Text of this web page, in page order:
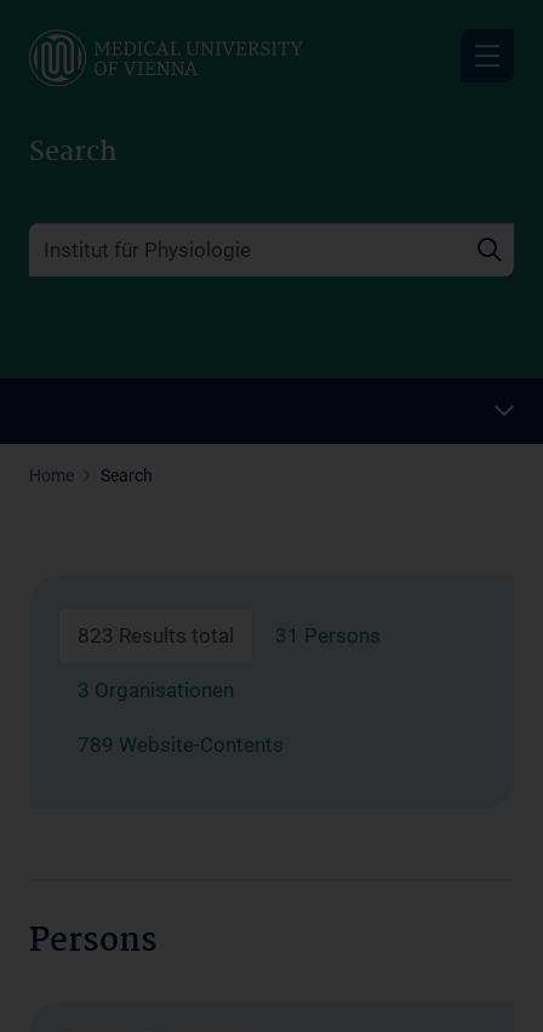
main
Search
Home Search
823 Results total 31 Persons
3 Organisationen
789 Website-Contents
Persons